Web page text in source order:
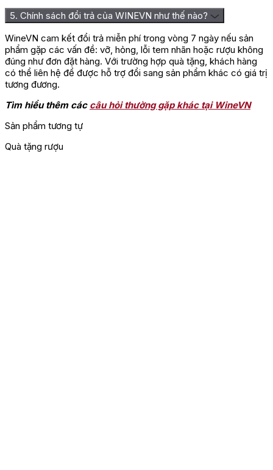
nhận rõ hương vị của rượu rồi điều chỉnh theo khẩu vị cá nhân.
Uống neat : Rót khoảng 30ml Glenfiddich 12 vào ly tulip,
ly Glencairn hoặc ly whisky nhỏ. Để rượu nghỉ 1 – 2 phút
rồi thưởng thức từng ngụm nhỏ để cảm nhận hương lê
chín, malt, kem, butterscotch và gỗ sồi nhẹ.
Thêm vài giọt nước
kem trở nên rõ nét hơn.
Uống với đá lớn
dễ uống hơn. Tránh cho quá nhiều đá vì sẽ làm rượu loãng
và giảm độ đậm đà của hương vị.
Pha với club soda hoặc highball
5. Chính sách đổi trả của WINEVN như thế nào?
WineVN cam kết đổi trả miễn phí trong vòng 7 ngày nếu sản
phẩm gặp các vấn đề: vỡ, hỏng, lỗi tem nhãn hoặc rượu không
đúng như đơn đặt hàng. Với trường hợp quà tặng, khách hàng
có thể liên hệ để được hỗ trợ đổi sang sản phẩm khác có giá trị
tương đương.
Tìm hiểu thêm các câu hỏi thường gặp khác tại WineVN
Sản phẩm tương tự
Quà tặng rượu